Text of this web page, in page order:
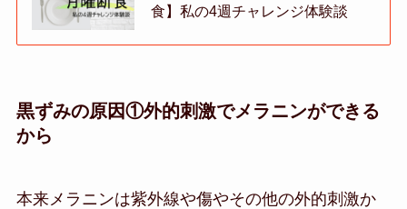
食】私の4週チャレンジ体験談
黒ずみの原因①外的刺激でメラニンができる
から
本来メラニンは紫外線や傷やその他の外的刺激か